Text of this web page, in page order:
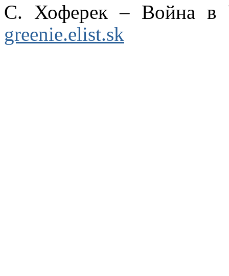
С. Хоферек – Война в
greenie.elist.sk